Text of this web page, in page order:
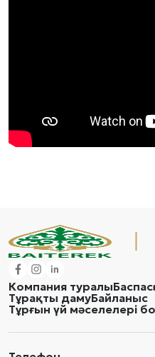
Компания туралы
Тұрақты дамуБайланыс
Тұрғын үй мәселелері